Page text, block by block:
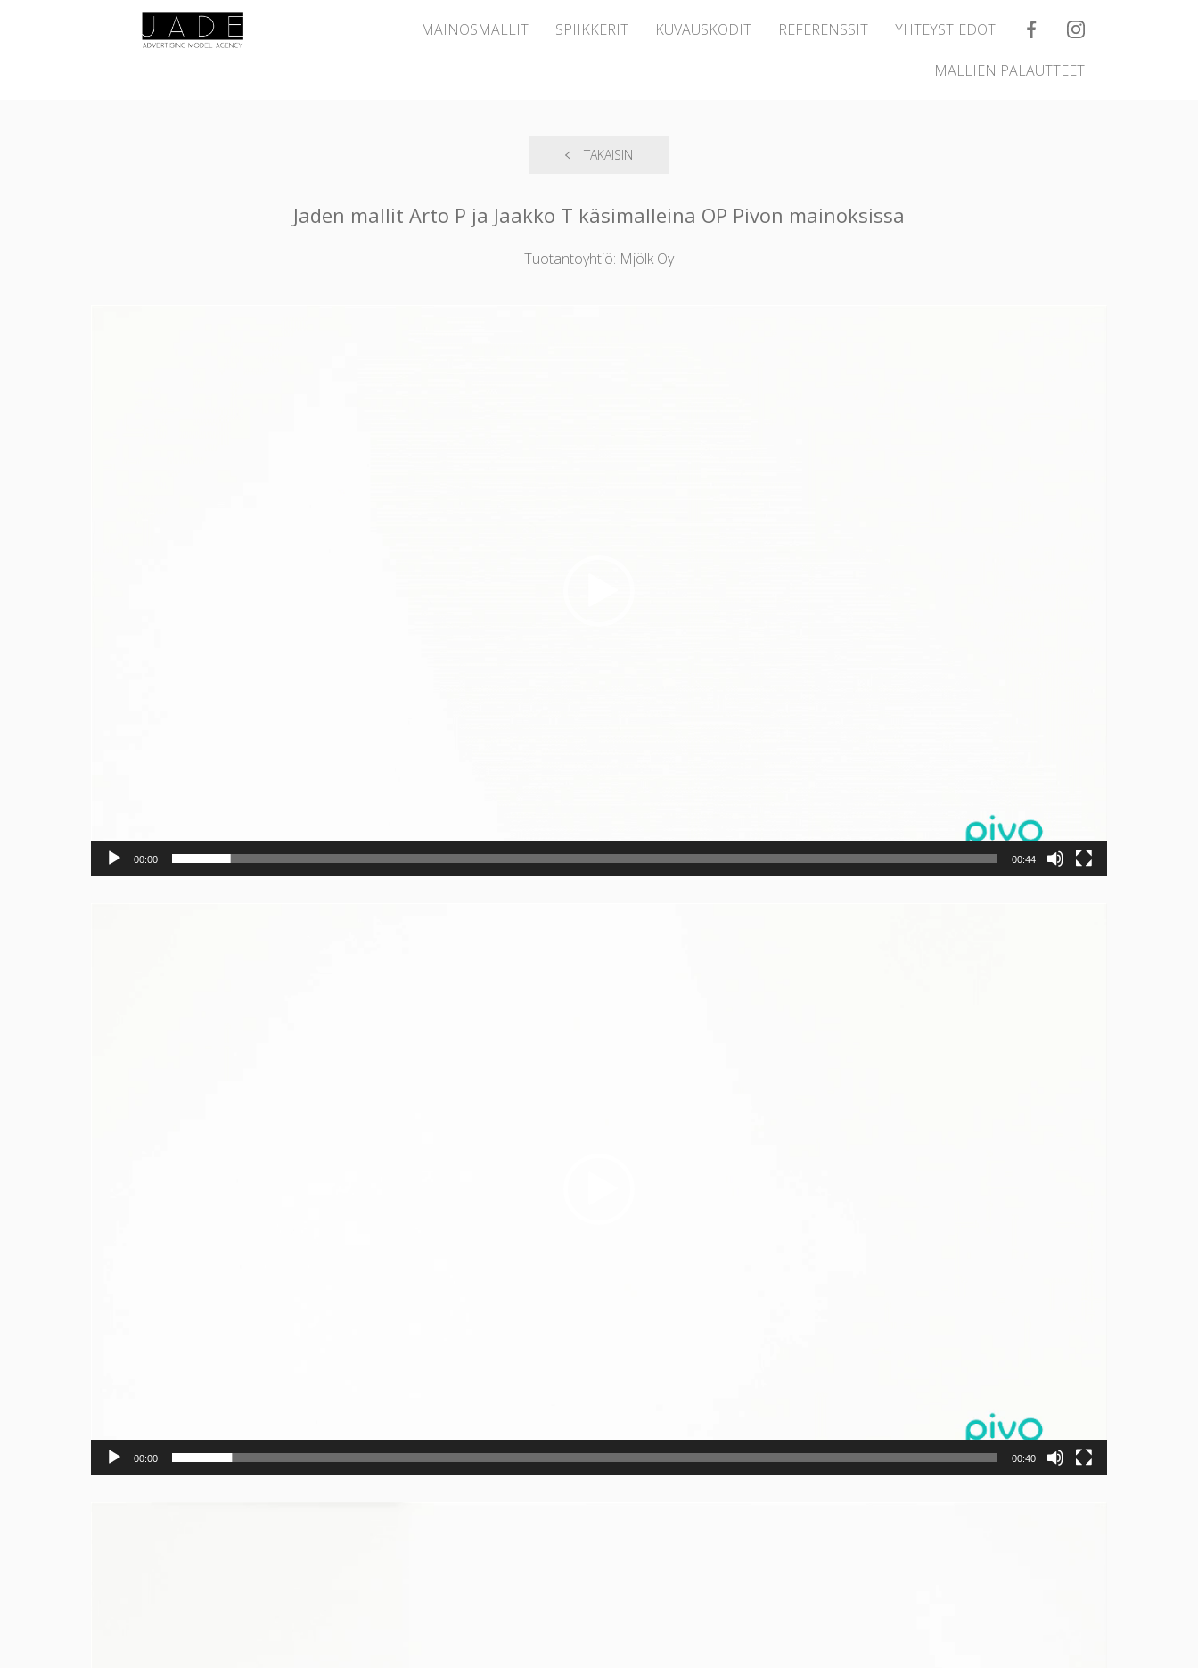
MAINOSMALLIT SPIIKKERIT KUVAUSKODIT REFERENSSIT YHTEYSTIEDOT
MALLIEN PALAUTTEET
TAKAISIN
Jaden mallit Arto P ja Jaakko T käsimalleina OP Pivon mainoksissa
Tuotantoyhtiö: Mjölk Oy
00:00 00:44
00:00 00:40